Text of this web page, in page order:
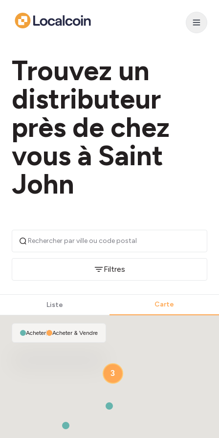
Trouvez un
distributeur
près de chez
vous à Saint
John
Filtres
Liste Carte
3
Acheter| Acheter & Vendre